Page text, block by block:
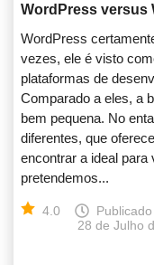
WordPress versus
WordPress
vezes, ele é visto
plataformas de
Comparado a eles, a
bem pequena. No
diferentes, que
encontrar a ideal
pretendemos...
4.0
28 de Julho